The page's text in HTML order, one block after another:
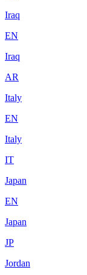
Iraq
EN
Iraq
AR
Italy
EN
Italy
IT
Japan
EN
Japan
JP
Jordan